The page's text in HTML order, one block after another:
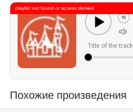
Title of the track
playlist not found or access denied
Похожие произведения